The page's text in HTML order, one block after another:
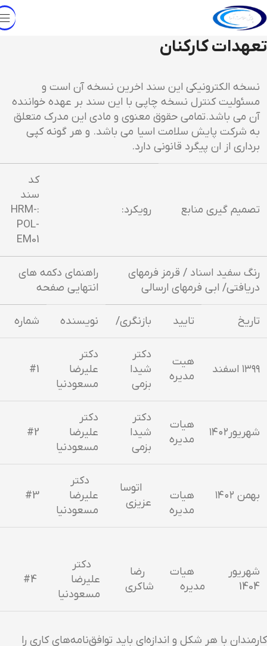
تعهدات کارکنان
نسخه الکترونیکی این سند اخرین نسخه آن است و
مسئولیت کنترل نسخه چاپی با این سند بر عهده خواننده
آن می باشد.تمامی حقوق معنوی و مادی این مدرک متعلق
به شرکت پایش سلامت اسیا می باشد. و هر گونه کپی
برداری از ان پیگرد قانونی دارد.
تصمیم گیری منابع رویکرد:
کد
سند
:HRM-
POL-
EM01
رنگ سفید اسناد / قرمز فرمهای
دریافتی/ ابی فرمهای ارسالی
راهنمای دکمه های
انتهایی صفحه
تاریخ تایید بازنگری/ نویسنده شماره
۱۳۹۹ اسفند
هیت
مدیره
دکتر
شیدا
بزمی
دکتر
علیرضا
مسعودنیا
#1
شهریور۱۴۰۲
هیات
مدیره
دکتر
شیدا
بزمی
دکتر
علیرضا
مسعودنیا
#2
بهمن ۱۴۰۲
هیات
مدیره
اتوسا
عزیزی
دکتر
علیرضا
مسعودنیا
#3
شهریور
1404
هیات
مدیره
رضا
شاکری
دکتر
علیرضا
مسعودنیا
#4
کارمندان با هر شکل و اندازه‌ای باید توافق‌نامه‌های کاری را